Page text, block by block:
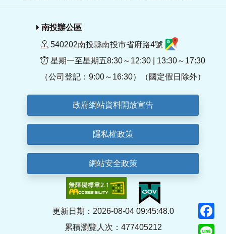
南投辦公區
540202南投縣南投市省府路4號
星期一至星期五8:30～12:30 | 13:30～17:30
（公司登記：9:00～16:30）（國定假日除外）
政府網站資料開放宣告
隱私權政策
網站安全政策
更新日期：2026-08-04 09:45:48.0
累積瀏覽人次：477405212